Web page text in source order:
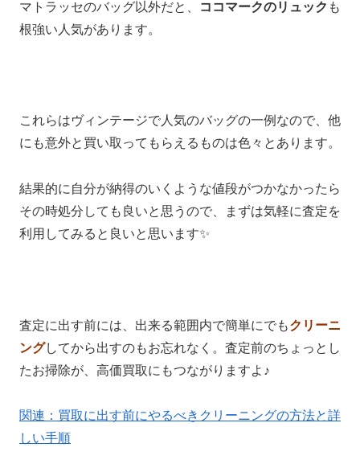
マトラッセのバッグ以外だと、 ココマークのリュック も
根強い人気があります。
これらはヴィンテージで人気のバッグの一例なので、他
にも意外と買い取ってもらえるものは色々とあります。
結果的に自分が納得のいくような値段がつかなかったら
その時処分しても良いと思うので、まずは気軽に査定を
利用してみると良いと思います✨
査定に出す前には、出来る範囲内で簡単にでもクリーニ
ングしてから出すのもお忘れなく。査定前のちょっとし
たお掃除が、高価買取にもつながりますよ♪
関連：買取に出す前にやるべきクリーニングの方法と詳
しい手順